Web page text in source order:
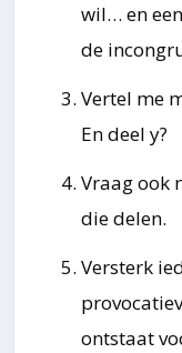
wil… en
de
Vertel me
En deel y?
Vraag ook
die delen.
Versterk
ontstaat